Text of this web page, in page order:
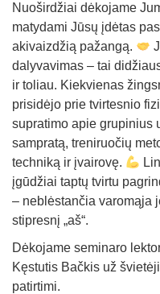
Kontaktai
Nuoširdžiai dėkojame
matydami Jūsų įdėtas
akivaizdžią pažangą.
dalyvavimas – tai
ir toliau. Kiekvienas
prisidėjo prie tvirtesnio
supratimo apie grupinius
sampratą, treniruočių
techniką ir įvairovę.
įgūdžiai taptų tvirtu
– neblėstančia varomąja
stipresnį „aš“.
Dėkojame seminaro
Kęstutis Bačkis už
patirtimi.